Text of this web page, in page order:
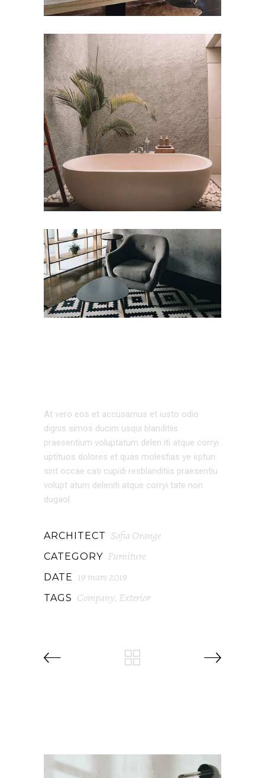
At vero eos et accusamus et iusto odio
dignis simos ducim usqui blanditiis
praesentium voluptatum delen iti atque corryi
uptituos dolores et quas molestias ye epturi
sint occae cati cupidi resblanditiis praesentiu
volupt atum deleniti atque corryi tate non
dugaol.
ARCHITECT Sofia Orange
CATEGORY Furniture
DATE 19 mars 2019
TAGS Company, Exterior